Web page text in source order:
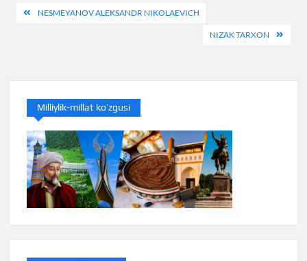
PostNESMEYANOV ALEKSANDR NIKOLAEVICH
NIZAK TARXON
Milliylik-millat ko’zgusi